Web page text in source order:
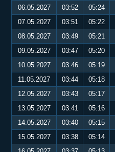
06.05.2027
03:52 05:24
07.05.2027
03:51 05:22
08.05.2027
03:49 05:21
09.05.2027
03:47 05:20
10.05.2027
03:46 05:19
11.05.2027
03:44 05:18
12.05.2027
03:43 05:17
13.05.2027
03:41 05:16
14.05.2027
03:40 05:15
15.05.2027
03:38 05:14